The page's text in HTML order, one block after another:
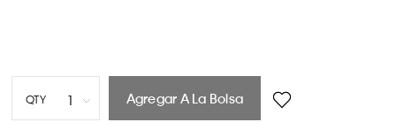
QTY 1 Agregar A La Bolsa